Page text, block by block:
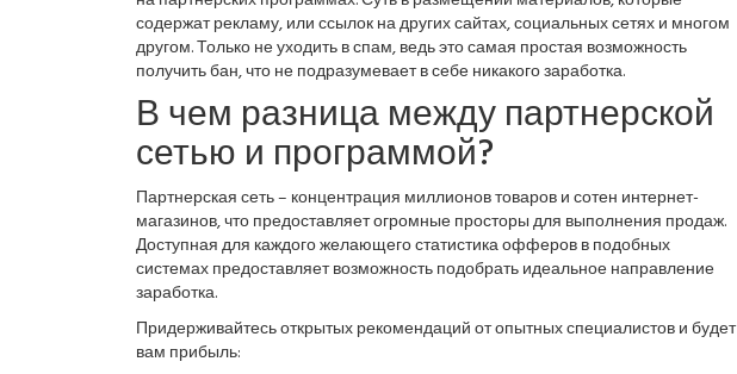
содержат рекламу, или ссылок на других сайтах, социальных сетях и многом
другом. Только не уходить в спам, ведь это самая простая возможность
получить бан, что не подразумевает в себе никакого заработка.
В чем разница между партнерской
сетью и программой?
Партнерская сеть – концентрация миллионов товаров и сотен интернет-
магазинов, что предоставляет огромные просторы для выполнения продаж.
Доступная для каждого желающего статистика офферов в подобных
системах предоставляет возможность подобрать идеальное направление
заработка.
Придерживайтесь открытых рекомендаций от опытных специалистов и будет
вам прибыль: